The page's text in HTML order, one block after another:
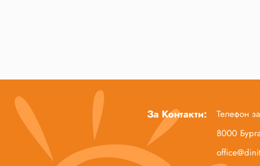
За Контакти:
Телефон
8000